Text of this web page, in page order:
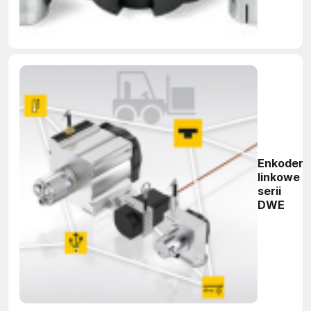
Enkodery
linkowe z
serii
DWE